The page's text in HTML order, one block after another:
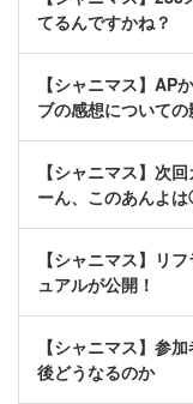
てるんですかね？
【シャニマス】AP
ブの感想について
【シャニマス】次
ーん、このあんよ
【シャニマス】リ
ュアルが公開！
【シャニマス】参
後どうなるのか